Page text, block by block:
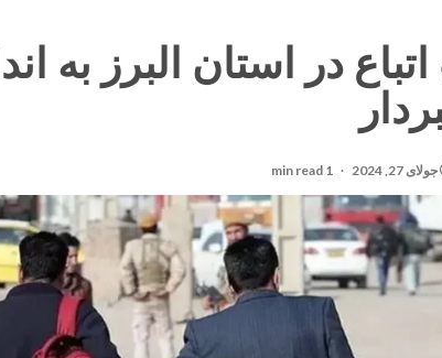
در استان البرز به
جولای 27, 2024 1 min read